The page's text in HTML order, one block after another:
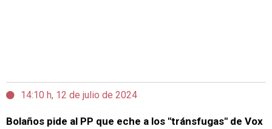
14:10 h, 12 de julio de 2024
Bolaños pide al PP que eche a los "tránsfugas" de Vox